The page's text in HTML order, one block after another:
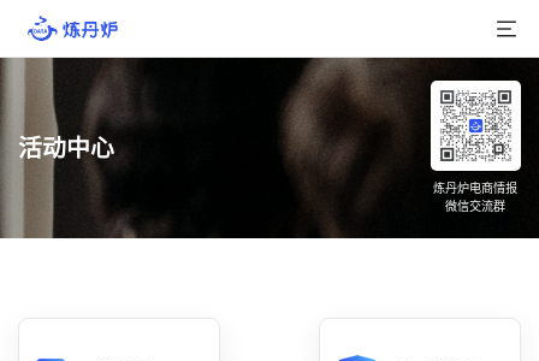
产品介绍
品牌数据
活动中心
炼丹炉电商情报
微信交流群